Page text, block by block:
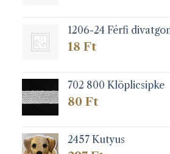
1206-24 Férfi
18 Ft
702 800 Klöplicsipke
80 Ft
2457 Kutyus